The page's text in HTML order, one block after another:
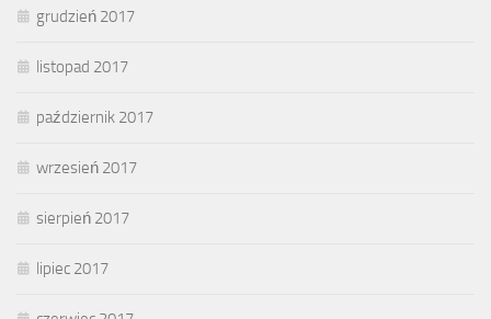
grudzień 2017
listopad 2017
październik 2017
wrzesień 2017
sierpień 2017
lipiec 2017